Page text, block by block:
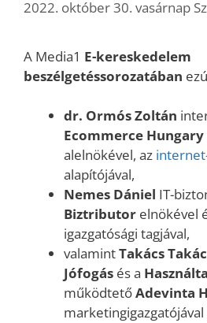
2022. október 30. vasárnap
A Media1 E-kereskedelem
beszélgetéssorozatában
dr. Ormós Zoltán
Ecommerce Hungary
alelnökével, az
alapítójával,
Nemes Dániel IT-
Biztributor elnökével
igazgatósági tagjával,
valamintTakács
Jófogás és a
működtetőAdevinta
marketingigazgatójával